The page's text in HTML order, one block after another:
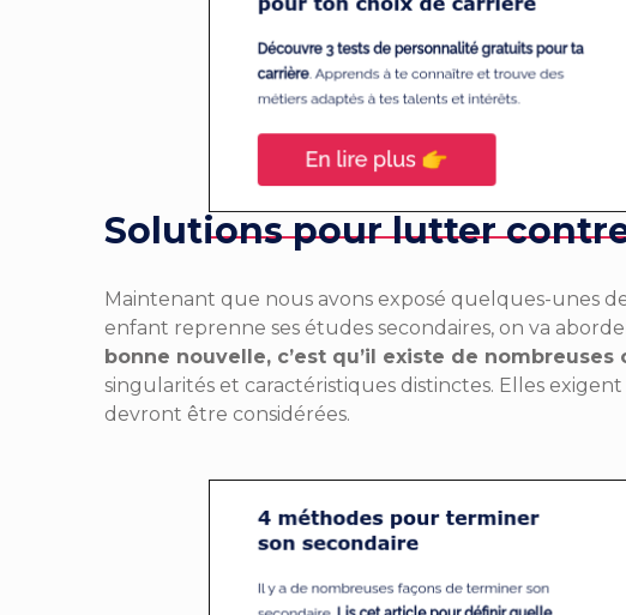
Solutions pour lutter
Maintenant que nous avons exposé quelques-unes
enfant reprenne ses études secondaires, on va
bonne nouvelle, c’est qu’il existe de nombreuses
singularités et caractéristiques distinctes. Elles
devront être considérées.